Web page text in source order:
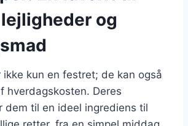
og
ikke kun en festret; de kan også
hverdagskosten. Deres
dem til en ideel ingrediens til